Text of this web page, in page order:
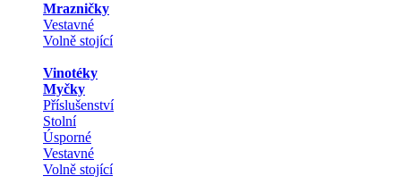
Mrazničky
Vestavné
Volně stojící
Vinotéky
Myčky
Příslušenství
Stolní
Úsporné
Vestavné
Volně stojící